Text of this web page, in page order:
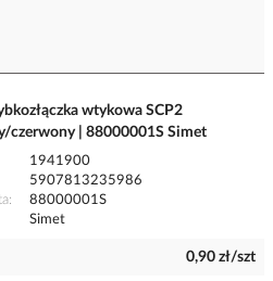
wtykowa SCP2
czerwony | 88000001S Simet
1941900
5907813235986
88000001S
Simet
0,90 zł/szt